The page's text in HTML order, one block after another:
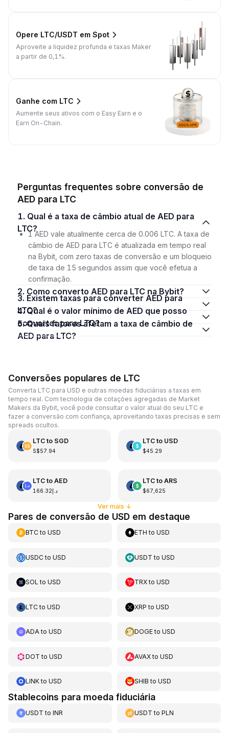
Opere LTC/USDT em Spot
Aproveite a liquidez profunda e taxas Maker
a partir de 0,1%.
Ganhe com LTC
Aumente seus ativos com o Easy Earn e o
Earn On-Chain.
Perguntas frequentes sobre conversão de
AED para LTC
1. Qual é a taxa de câmbio atual de AED para
LTC?
1 AED vale atualmente cerca de 0.006 LTC. A taxa de
câmbio de AED para LTC é atualizada em tempo real
na Bybit, com zero taxas de conversão e um bloqueio
de taxa de 15 segundos assim que você efetua a
confirmação.
2. Como converto AED para LTC na Bybit?
3. Existem taxas para converter AED para
LTC?
4. Qual é o valor mínimo de AED que posso
converter para LTC?
5. Quais fatores afetam a taxa de câmbio de
AED para LTC?
Conversões populares de LTC
Converta LTC para USD e outras moedas fiduciárias a taxas em
tempo real. Com tecnologia de cotações agregadas de Market
Makers da Bybit, você pode consultar o valor atual do seu LTC e
fazer a conversão com confiança, aproveitando taxas precisas e sem
spreads ocultos.
LTCto SGD
S$57.94
LTCto USD
$45.29
LTCto AED
د.إ166.32
LTCto ARS
$67,625
Ver mais ↓
Pares de conversão de USD em destaque
BTCto USD ETH toUSD
USDCto USD USDT toUSD
SOL to USD TRXtoUSD
LTCto USD XRP toUSD
ADAto USD DOGEtoUSD
DOT to USD AVAXtoUSD
LINKto USD SHIB toUSD
Stablecoins para moeda fiduciária
USDT to INR USDT toPLN